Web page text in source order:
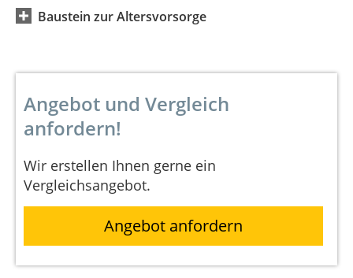
Baustein zur Altersvorsorge
Angebot und Vergleich
anfordern!
Wir erstellen Ihnen gerne ein
Vergleichsangebot.
Angebot anfordern